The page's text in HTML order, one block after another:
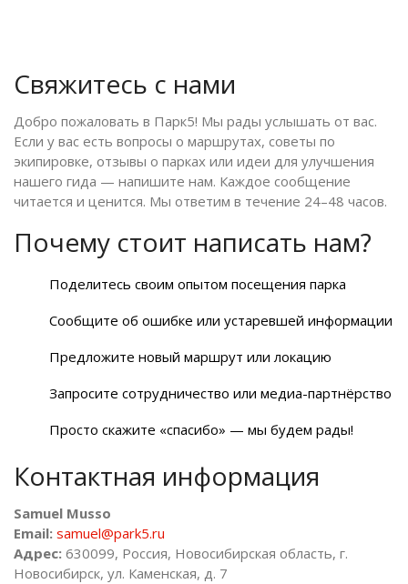
Свяжитесь с нами
Добро пожаловать в Парк5! Мы рады услышать от вас.
Если у вас есть вопросы о маршрутах, советы по
экипировке, отзывы о парках или идеи для улучшения
нашего гида — напишите нам. Каждое сообщение
читается и ценится. Мы ответим в течение 24–48 часов.
Почему стоит написать нам?
Поделитесь своим опытом посещения парка
Сообщите об ошибке или устаревшей информации
Предложите новый маршрут или локацию
Запросите сотрудничество или медиа-партнёрство
Просто скажите «спасибо» — мы будем рады!
Контактная информация
Samuel Musso
Email: samuel@park5.ru
Адрес: 630099, Россия, Новосибирская область, г.
Новосибирск, ул. Каменская, д. 7